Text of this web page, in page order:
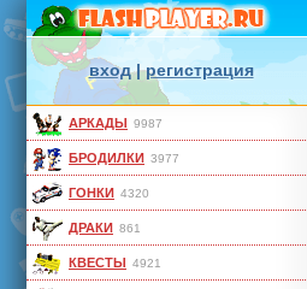
вход|регистрация
АРКАДЫ 9987
БРОДИЛКИ 3977
ГОНКИ 4320
ДРАКИ 861
КВЕСТЫ 4921